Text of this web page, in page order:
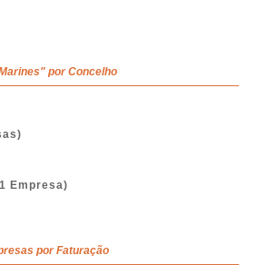
por Concelho
Empresa)
por Faturação